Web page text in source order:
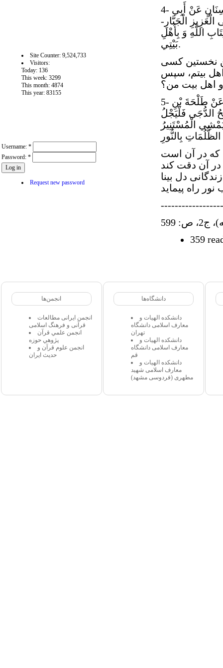
Site Counter: 9,524,733
Visitors:
Today: 136
This week: 3299
This month: 4874
This year: 83155
Username: *
Password: *
Request new password
4- مُحَمَّدُ بْنُ يَحْيَى عَنْ أَحْمَدَ بْنِ مُحَمَّدِ بْنِ عِيسَى عَنْ مُحَمَّدِ بْنِ سِنَانٍ عَنْ أَبِي
الْجَبَّارِ-
اللَّهِ وَ بِأَهْلِ
بَيْتِي.
نخستين كسى
بيتم، سپس
5- مُحَمَّدُ بْنُ يَحْيَى عَنْ أَحْمَدَ بْنِ مُحَمَّدٍ عَنْ مُحَمَّدِ بْنِ أَحْمَدَ بْنِ يَحْيَى عَنْ طَلْحَةَ بْنِ
الدُّجَى فَلْيَجْلُ
الْمُسْتَنِيرُ
كه در آن است
آن دقت كند
دل بينا
ص: 599
359
انجمن‌ها
انجمن ایرانی مطالعات
قرآنی و فرهنگ اسلامی
انجمن علمي قرآن
پژوهي حوزه
انجمن علوم قرآن و
حدیث ایران
دانشگاه‌ها
دانشکده الهیات و
معارف اسلامی دانشگاه
تهران
دانشکده الهیات و
معارف اسلامی دانشگاه
قم
دانشکده الهیات و
معارف اسلامی شهید
مطهری (فردوسی مشهد)